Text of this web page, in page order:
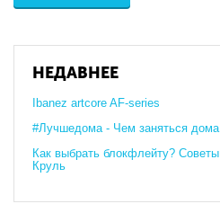
НЕДАВНЕЕ
​Ibanez artcore AF-series
#Лучшедома - Чем заняться дома
Как выбрать блокфлейту?
Круль